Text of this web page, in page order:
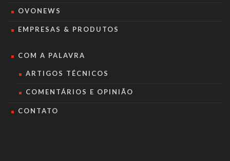
OVONEWS
EMPRESAS & PRODUTOS
COM A PALAVRA
ARTIGOS TÉCNICOS
COMENTÁRIOS E OPINIÃO
CONTATO